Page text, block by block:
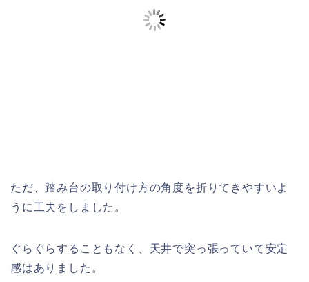
ただ、踏み台の取り付け方の角度を折りてきやすいよ
うに工夫をしました。
ぐらぐらすることもなく、天井で突っ張っていて安定
感はありました。